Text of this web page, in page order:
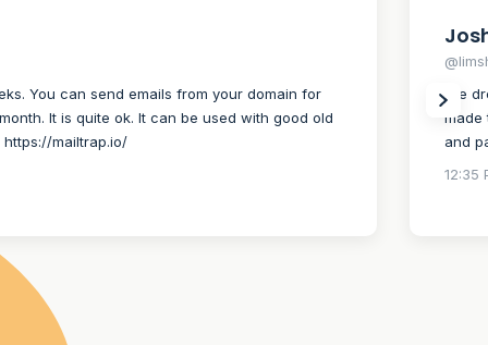
You can send emails from your domain for
It is quite ok. It can be used with good old
https://mailtrap.io/
I’ve
made
and
12:35